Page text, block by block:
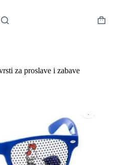
Košarica
za proslave i zabave